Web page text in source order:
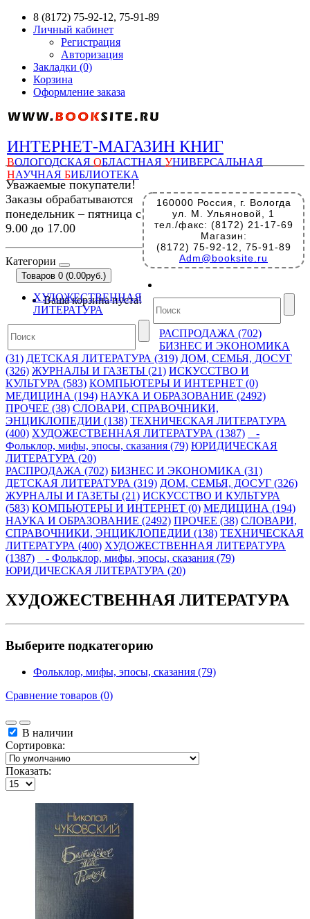
8 (8172) 75-92-12, 75-91-89
Личный кабинет
Регистрация
Авторизация
Закладки (0)
Корзина
Оформление заказа
ИНТЕРНЕТ-МАГАЗИН КНИГ
ВОЛОГОДСКАЯ ОБЛАСТНАЯ УНИВЕРСАЛЬНАЯ
НАУЧНАЯ БИБЛИОТЕКА
160000 Россия, г. Вологда
ул. М. Ульяновой, 1
тел./факс: (8172) 21-17-69
Магазин:
(8172) 75-92-12, 75-91-89
Adm@booksite.ru
Уважаемые покупатели!
Заказы обрабатываются
понедельник – пятница с
9.00 до 17.00
Категории
Товаров 0 (0.00руб.)
Ваша корзина пуста!
ХУДОЖЕСТВЕННАЯ
ЛИТЕРАТУРА
РАСПРОДАЖА (702)
БИЗНЕС И ЭКОНОМИКА
(31) ДЕТСКАЯ ЛИТЕРАТУРА (319) ДОМ, СЕМЬЯ, ДОСУГ
(326) ЖУРНАЛЫ И ГАЗЕТЫ (21) ИСКУССТВО И
КУЛЬТУРА (583) КОМПЬЮТЕРЫ И ИНТЕРНЕТ (0)
МЕДИЦИНА (194) НАУКА И ОБРАЗОВАНИЕ (2492)
ПРОЧЕЕ (38) СЛОВАРИ, СПРАВОЧНИКИ,
ЭНЦИКЛОПЕДИИ (138) ТЕХНИЧЕСКАЯ ЛИТЕРАТУРА
(400) ХУДОЖЕСТВЕННАЯ ЛИТЕРАТУРА (1387)
-
Фольклор, мифы, эпосы, сказания (79) ЮРИДИЧЕСКАЯ
ЛИТЕРАТУРА (20)
РАСПРОДАЖА (702) БИЗНЕС И ЭКОНОМИКА (31)
ДЕТСКАЯ ЛИТЕРАТУРА (319) ДОМ, СЕМЬЯ, ДОСУГ (326)
ЖУРНАЛЫ И ГАЗЕТЫ (21) ИСКУССТВО И КУЛЬТУРА
(583) КОМПЬЮТЕРЫ И ИНТЕРНЕТ (0) МЕДИЦИНА (194)
НАУКА И ОБРАЗОВАНИЕ (2492) ПРОЧЕЕ (38) СЛОВАРИ,
СПРАВОЧНИКИ, ЭНЦИКЛОПЕДИИ (138) ТЕХНИЧЕСКАЯ
ЛИТЕРАТУРА (400) ХУДОЖЕСТВЕННАЯ ЛИТЕРАТУРА
(1387)
- Фольклор, мифы, эпосы, сказания (79)
ЮРИДИЧЕСКАЯ ЛИТЕРАТУРА (20)
ХУДОЖЕСТВЕННАЯ ЛИТЕРАТУРА
Выберите подкатегорию
Фольклор, мифы, эпосы, сказания (79)
Сравнение товаров (0)
В наличии
Сортировка:
Показать: